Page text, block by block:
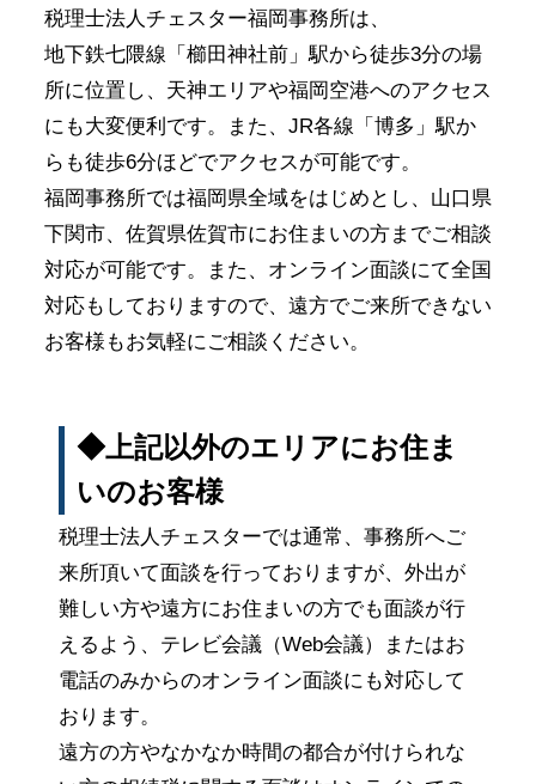
税理士法人チェスター福岡事務所は、
地下鉄七隈線「櫛田神社前」駅から徒歩3分の場
所に位置し、天神エリアや福岡空港へのアクセス
にも大変便利です。また、JR各線「博多」駅か
らも徒歩6分ほどでアクセスが可能です。
福岡事務所では福岡県全域をはじめとし、山口県
下関市、佐賀県佐賀市にお住まいの方までご相談
対応が可能です。また、オンライン面談にて全国
対応もしておりますので、遠方でご来所できない
お客様もお気軽にご相談ください。
◆上記以外のエリアにお住ま
いのお客様
税理士法人チェスターでは通常、事務所へご
来所頂いて面談を行っておりますが、外出が
難しい方や遠方にお住まいの方でも面談が行
えるよう、テレビ会議（Web会議）またはお
電話のみからのオンライン面談にも対応して
おります。
遠方の方やなかなか時間の都合が付けられな